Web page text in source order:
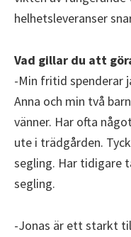
helhetsleveranser
Vad gillar du att
-Min fritid spenderar
Anna och min två
vänner. Har ofta
ute i trädgården.
segling. Har tidigare
segling.
-Jonas är ett starkt